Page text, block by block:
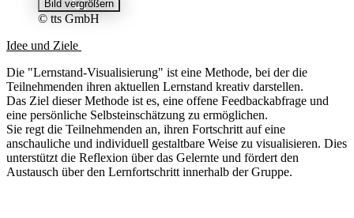
Bild vergrößern
© tts GmbH
Idee und Ziele
Die "Lernstand-Visualisierung" ist eine Methode, bei der die
Teilnehmenden ihren aktuellen Lernstand kreativ darstellen.
Das Ziel dieser Methode ist es, eine offene Feedbackabfrage und
eine persönliche Selbsteinschätzung zu ermöglichen.
Sie regt die Teilnehmenden an, ihren Fortschritt auf eine
anschauliche und individuell gestaltbare Weise zu visualisieren. Dies
unterstützt die Reflexion über das Gelernte und fördert den
Austausch über den Lernfortschritt innerhalb der Gruppe.